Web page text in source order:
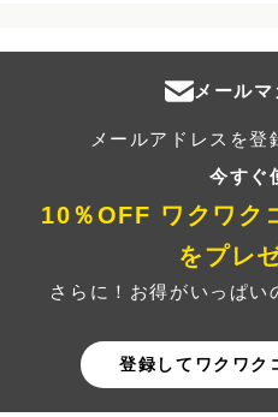
メール
メールアドレスを登
今すぐ
10％OFF ワクワク
をプレ
さらに！お得がいっぱい
登録してワクワク